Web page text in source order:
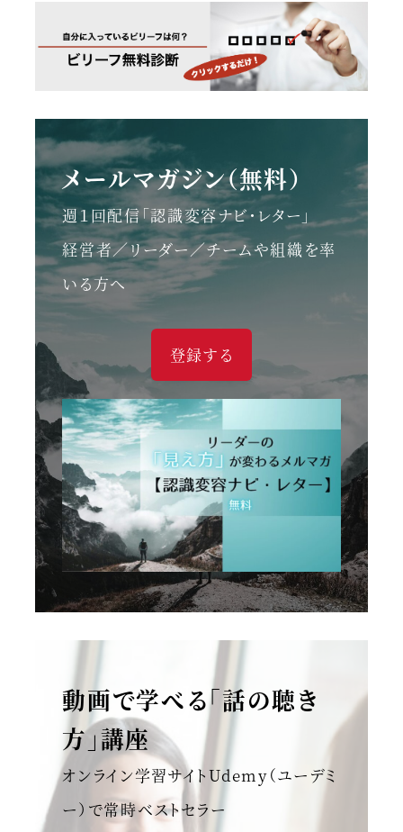
メールマガジン（無料）
週１回配信「認識変容ナビ・レター」
経営者／リーダー／チームや組織を率
いる方へ
登録する
動画で学べる「話の聴き
方」講座
オンライン学習サイトUdemy（ユーデミ
ー）で常時ベストセラー